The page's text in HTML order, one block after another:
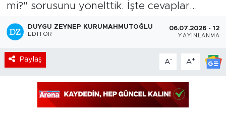
mi?" sorusunu yönelttik. İşte cevaplar...
DUYGU ZEYNEP KURUMAHMUTOĞLU
EDITÖR
06.07.2026 -
YAYINLANMA
Paylaş A- A+
Son Dakika Haberleri
Haber Arşivi